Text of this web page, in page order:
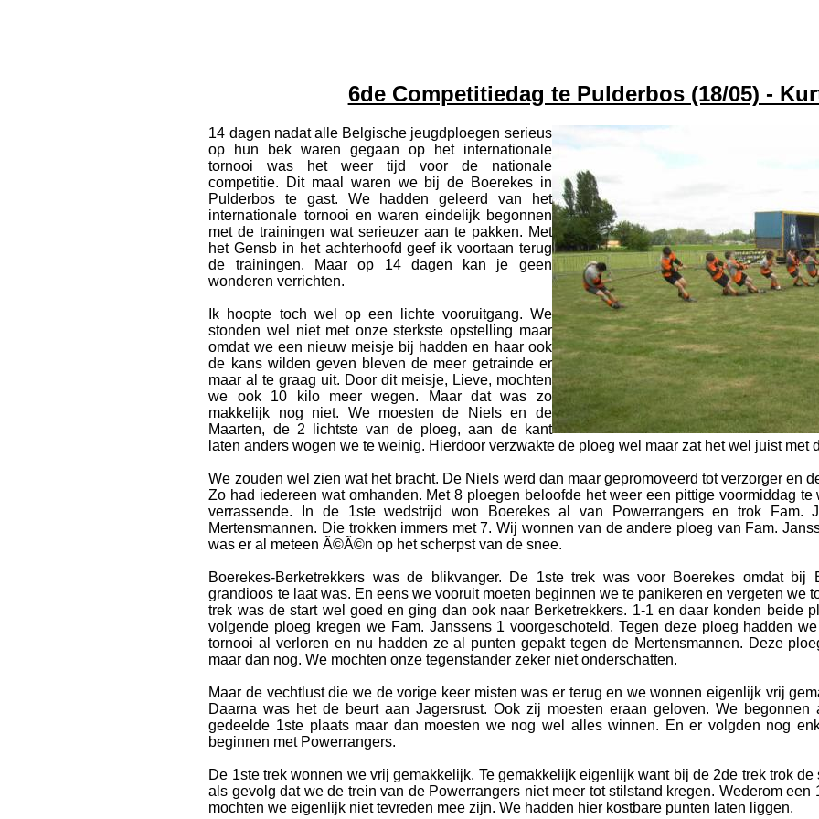
6de Competitiedag te Pulderbos (18/05) -
14 dagen nadat alle Belgische jeugdploegen serieus
op hun bek waren gegaan op het internationale
tornooi was het weer tijd voor de nationale
competitie. Dit maal waren we bij de Boerekes in
Pulderbos te gast. We hadden geleerd van het
internationale tornooi en waren eindelijk begonnen
met de trainingen wat serieuzer aan te pakken. Met
het Gensb in het achterhoofd geef ik voortaan terug
de trainingen. Maar op 14 dagen kan je geen
wonderen verrichten.
Ik hoopte toch wel op een lichte vooruitgang. We
stonden wel niet met onze sterkste opstelling maar
omdat we een nieuw meisje bij hadden en haar ook
de kans wilden geven bleven de meer getrainde er
maar al te graag uit. Door dit meisje, Lieve, mochten
we ook 10 kilo meer wegen. Maar dat was zo
makkelijk nog niet. We moesten de Niels en de
Maarten, de 2 lichtste van de ploeg, aan de kant
laten anders wogen we te weinig. Hierdoor verzwakte de ploeg wel maar zat het wel juist
We zouden wel zien wat het bracht. De Niels werd dan maar gepromoveerd tot verzorger en
Zo had iedereen wat omhanden. Met 8 ploegen beloofde het weer een pittige voormiddag te
verrassende. In de 1ste wedstrijd won Boerekes al van Powerrangers en trok Fam.
Mertensmannen. Die trokken immers met 7. Wij wonnen van de andere ploeg van Fam.
was er al meteen Ã©Ã©n op het scherpst van de snee.
Boerekes-Berketrekkers was de blikvanger. De 1ste trek was voor Boerekes omdat bij
grandioos te laat was. En eens we vooruit moeten beginnen we te panikeren en vergeten we
trek was de start wel goed en ging dan ook naar Berketrekkers. 1-1 en daar konden beide
volgende ploeg kregen we Fam. Janssens 1 voorgeschoteld. Tegen deze ploeg hadden
tornooi al verloren en nu hadden ze al punten gepakt tegen de Mertensmannen. Deze
maar dan nog. We mochten onze tegenstander zeker niet onderschatten.
Maar de vechtlust die we de vorige keer misten was er terug en we wonnen eigenlijk vrij
Daarna was het de beurt aan Jagersrust. Ook zij moesten eraan geloven. We
gedeelde 1ste plaats maar dan moesten we nog wel alles winnen. En er volgden nog
beginnen met Powerrangers.
De 1ste trek wonnen we vrij gemakkelijk. Te gemakkelijk eigenlijk want bij de 2de trek trok de
als gevolg dat we de trein van de Powerrangers niet meer tot stilstand kregen. Wederom een
mochten we eigenlijk niet tevreden mee zijn. We hadden hier kostbare punten laten liggen.